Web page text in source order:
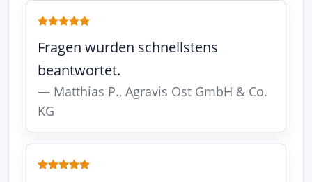
Fragen wurden schnellstens
beantwortet.
Matthias P., Agravis Ost GmbH & Co.
KG